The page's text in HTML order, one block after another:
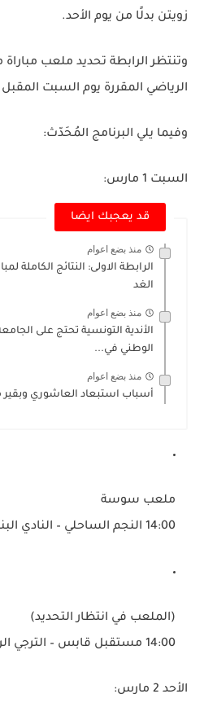
زويتن بدلًا من يوم الأحد.
وتنتظر الرابطة تحديد ملعب مباراة
الرياضي المقررة يوم السبت
وفيما يلي البرنامج المُحَدّث:
السبت 1 مارس:
قد يعجبك ايضا
منذ بضع اعوام
الرابطة الاولى: النتائج الكاملة
الغد
منذ بضع اعوام
الأندية التونسية تحتج على
الوطني في...
منذ بضع اعوام
أسباب استبعاد العاشوري
ملعب سوسة
14:00 النجم الساحلي – النادي
(الملعب في انتظار التحديد)
14:00 مستقبل قابس – الترجي
الأحد 2 مارس: